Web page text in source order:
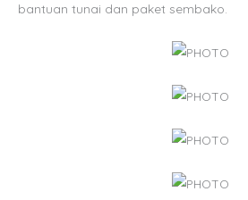
bantuan tunai dan paket sembako.